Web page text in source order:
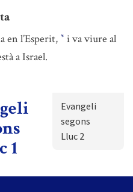
en l’Esperit, * i va viure al
a Israel.
1
Evangeli
segons
Lluc 2